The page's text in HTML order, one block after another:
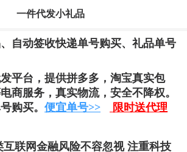
一件代发小礼品
自动签收快递单号购买、礼品单号
平台，提供拼多多，淘宝真实包
商服务， 真实物流，安全不降权。
购买。 便宜单号>>
限时送代理
联网金融风险不容忽视 注重科技